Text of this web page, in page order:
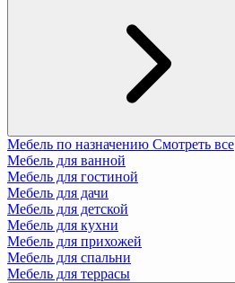
Мебель по назначению Смотреть все
Мебель для ванной
Мебель для гостиной
Мебель для дачи
Мебель для детской
Мебель для кухни
Мебель для прихожей
Мебель для спальни
Мебель для террасы